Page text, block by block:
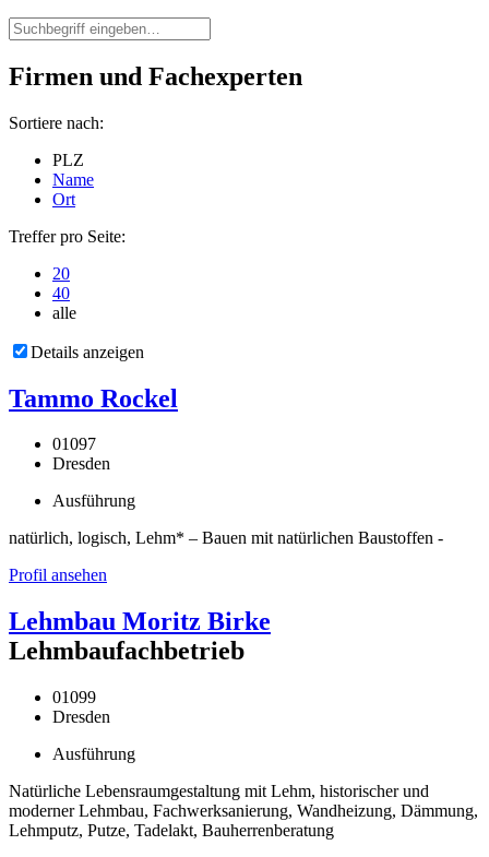
Firmen und Fachexperten
Sortiere nach:
PLZ
Name
Ort
Treffer pro Seite:
20
40
alle
Details anzeigen
Tammo Rockel
01097
Dresden
Ausführung
natürlich, logisch, Lehm* – Bauen mit natürlichen Baustoffen -
Profil ansehen
Lehmbau Moritz Birke
Lehmbaufachbetrieb
01099
Dresden
Ausführung
Natürliche Lebensraumgestaltung mit Lehm, historischer und
moderner Lehmbau, Fachwerksanierung, Wandheizung, Dämmung,
Lehmputz, Putze, Tadelakt, Bauherrenberatung